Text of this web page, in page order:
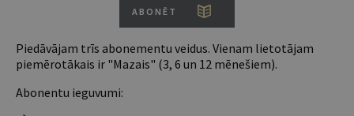
ABONĒT
Piedāvājam trīs abonementu veidus. Vienam lietotājam
piemērotākais ir "Mazais" (3, 6 un 12 mēnešiem).
Abonentu ieguvumi: